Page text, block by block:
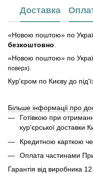
Доставка
«Новою поштою» по
безкоштовно
«Новою поштою» по
поверх).
Кур'єром по Києву до
Більше інформації про
Готівкою при
кур'єрської доставки
Кредитною карткою
Оплата частинами
Гарантія від виробника 12